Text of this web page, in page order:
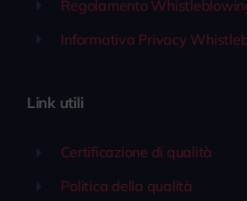
Regolamento
Informativa Privacy
Link utili
Certificazione di qualità
Politica della qualità